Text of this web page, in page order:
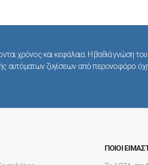
χρόνος και κεφάλαια. Η βαθιά γνώση
αυτόματων ζυγίσεων από περονοφόρο
ΠΟΙΟΙ